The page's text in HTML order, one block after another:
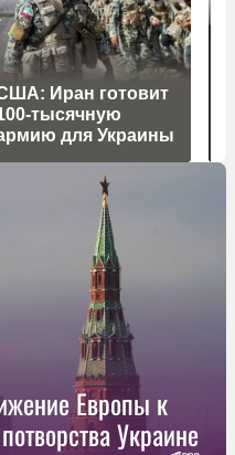
Иран готовит
тысячную
для Украины
Европы к
Украине